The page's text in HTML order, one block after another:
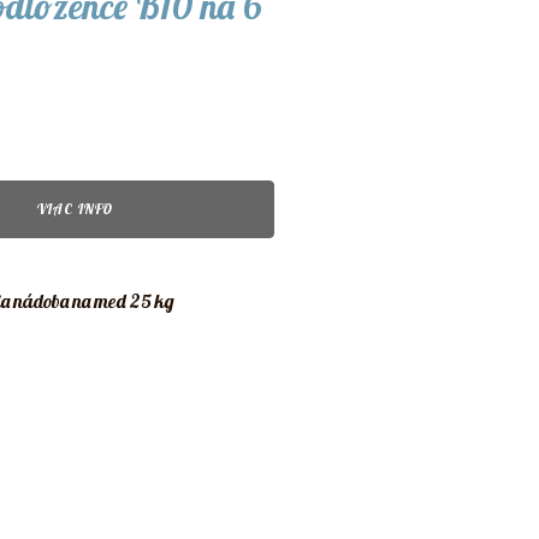
VIAC INFO